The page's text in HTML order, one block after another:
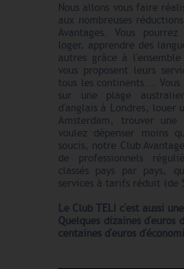
Nous allons vous faire
aux nombreuses
Avantages. Vous
loger, apprendre des
autres grâce à
vous proposent leurs
tous les continents...
sur une plage
d'anglais à Londres, louer
Amsterdam, trouver une
voulez dépenser moins
soucis, notre Club
de professionnels
classés pays par pays,
services à tarifs réduit (de
Le Club TELI c'est aussi
Quelques dizaines d'euros
centaines d'euros